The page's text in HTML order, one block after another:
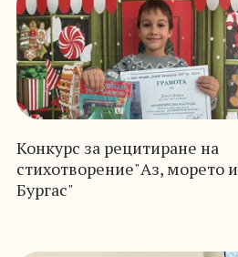
Конкурс за рецитиране на
стихотворение"Аз, морето и
Бургас"